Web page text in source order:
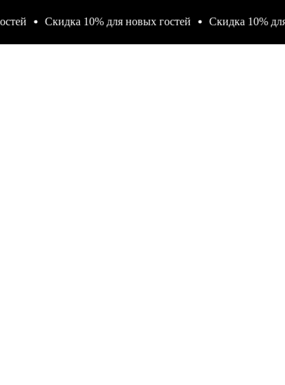
Скидка 10% для новых гостей Скидка 10% для